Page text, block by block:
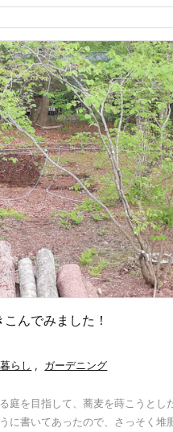
んでみました！
らし , ガーデニング
庭を目指して、蕎麦を蒔こうとし
に書いてあったので、さっそく堆